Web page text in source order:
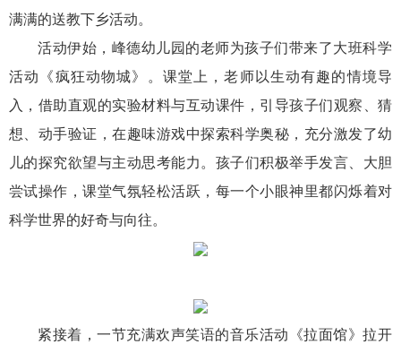
满满的送教下乡活动。
活动伊始，峰德幼儿园的老师为孩子们带来了大班科学
活动《疯狂动物城》。课堂上，老师以生动有趣的情境导
入，借助直观的实验材料与互动课件，引导孩子们观察、猜
想、动手验证，在趣味游戏中探索科学奥秘，充分激发了幼
儿的探究欲望与主动思考能力。孩子们积极举手发言、大胆
尝试操作，课堂气氛轻松活跃，每一个小眼神里都闪烁着对
科学世界的好奇与向往。
紧接着，一节充满欢声笑语的音乐活动《拉面馆》拉开